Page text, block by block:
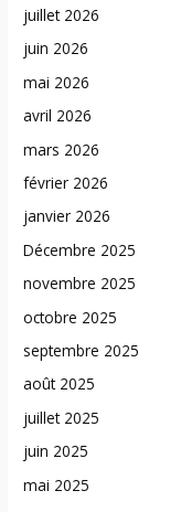
juillet 2026
juin 2026
mai 2026
avril 2026
mars 2026
février 2026
janvier 2026
Décembre 2025
novembre 2025
octobre 2025
septembre 2025
août 2025
juillet 2025
juin 2025
mai 2025